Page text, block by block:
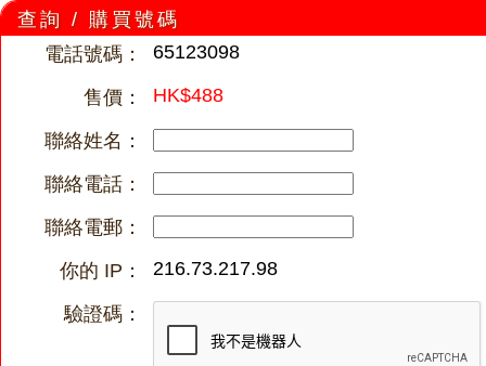
查詢 / 購買號碼
電話號碼：
65123098
售價： HK$488
聯絡姓名：
聯絡電話：
聯絡電郵：
你的 IP：
216.73.217.98
驗證碼：